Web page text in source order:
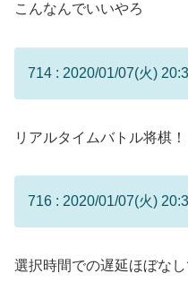
こんなんでいいやろ
714 : 2020/01/07(火)
リアルタイムバトル将棋！
716 : 2020/01/07(火)
選択時間での遅延ほぼな